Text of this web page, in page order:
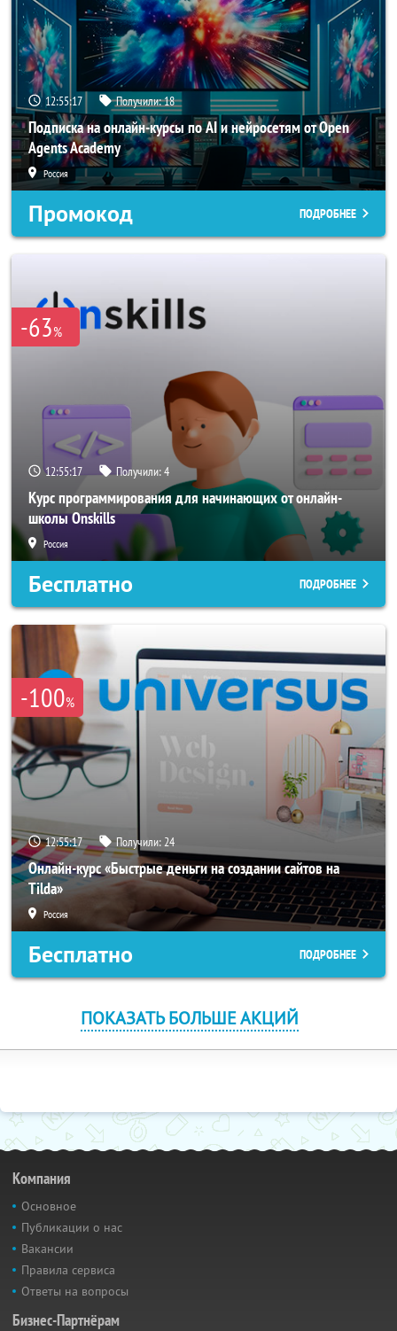
12:55:17 Получили:18
Подписка на онлайн-курсы по AI и нейросетям от Open
Agents Academy
Россия
Промокод ПОДРОБНЕЕ
-63%
12:55:17 Получили:4
Курс программирования для начинающих от онлайн-
школы Onskills
Россия
Бесплатно ПОДРОБНЕЕ
-100%
12:55:17 Получили:24
Онлайн-курс «Быстрые деньги на создании сайтов на
Tilda»
Россия
Бесплатно ПОДРОБНЕЕ
ПОКАЗАТЬ БОЛЬШЕ АКЦИЙ
Компания
Основное
Публикации о нас
Вакансии
Правила сервиса
Ответы на вопросы
Бизнес-Партнёрам